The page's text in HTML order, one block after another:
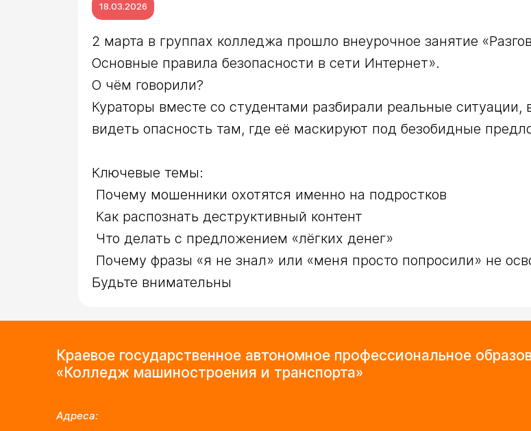
18.03.2026
2 марта в группах колледжа прошло внеурочное занятие
Основные правила безопасности в сети Интернет».
О чём говорили?
Кураторы вместе со студентами разбирали реальные
видеть опасность там, где её маскируют под безобидные
Ключевые темы:
Будьте внимательны
Краевое государственное автономное профессиональное
«Колледж машиностроения и транспорта»
Адреса: